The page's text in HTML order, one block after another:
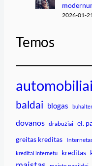
2026-01-21
Temos
automobiliai
baldai blogas
dovanos drabužiai el.
greitas kreditas
kreditai internetu kreditas